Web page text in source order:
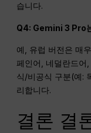
습니다.
Q4: Gemini 3 Pro
예, 유럽 버전은 매우
페인어, 네덜란드어
식/비공식 구분(예:
리합니다.
결론 결